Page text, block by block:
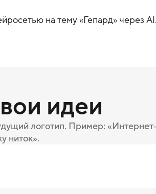
на тему «Гепард» через
идеи
логотип. Пример:
ниток».